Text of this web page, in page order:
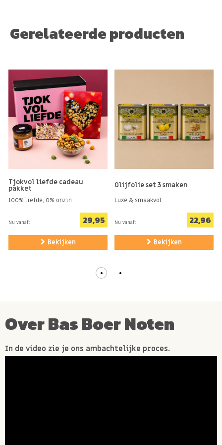
Gerelateerde producten
Tjokvol liefde cadeau
pakket
100% liefde, 0% onzin
Nu vanaf: 29,95
Bekijken
Olijfolie set 3 smaken
Luxe & smaakvol
Nu vanaf: 22,96
Bekijken
Over Bas Boer Noten
In de video zie je ons ambachtelijke proces.